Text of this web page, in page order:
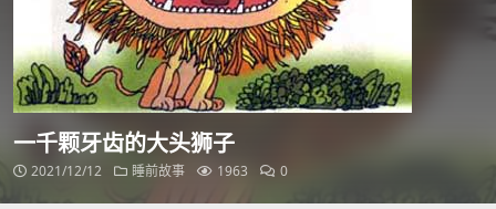
一千颗牙齿的大头狮子
2021/12/12 睡前故事 1963 0